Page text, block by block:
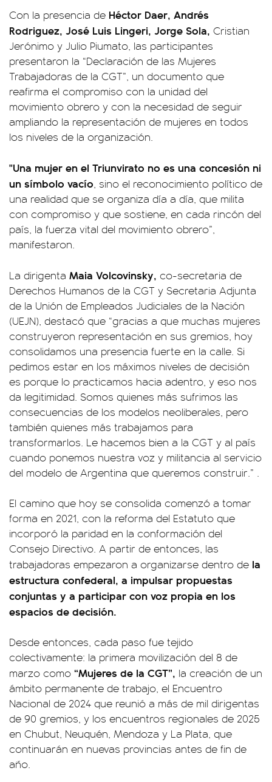
Con la presencia de Héctor Daer, Andrés
Rodriguez, José Luis Lingeri, Jorge Sola, Cristian
Jerónimo y Julio Piumato, las participantes
presentaron la “Declaración de las Mujeres
Trabajadoras de la CGT”, un documento que
reafirma el compromiso con la unidad del
movimiento obrero y con la necesidad de seguir
ampliando la representación de mujeres en todos
los niveles de la organización.
"Una mujer en el Triunvirato no es una concesión ni
un símbolo vacío, sino el reconocimiento político de
una realidad que se organiza día a día, que milita
con compromiso y que sostiene, en cada rincón del
país, la fuerza vital del movimiento obrero”,
manifestaron.
La dirigenta Maia Volcovinsky, co-secretaria de
Derechos Humanos de la CGT y Secretaria Adjunta
de la Unión de Empleados Judiciales de la Nación
(UEJN), destacó que “gracias a que muchas mujeres
construyeron representación en sus gremios, hoy
consolidamos una presencia fuerte en la calle. Si
pedimos estar en los máximos niveles de decisión
es porque lo practicamos hacia adentro, y eso nos
da legitimidad. Somos quienes más sufrimos las
consecuencias de los modelos neoliberales, pero
también quienes más trabajamos para
transformarlos. Le hacemos bien a la CGT y al país
cuando ponemos nuestra voz y militancia al servicio
del modelo de Argentina que queremos construir.” .
El camino que hoy se consolida comenzó a tomar
forma en 2021, con la reforma del Estatuto que
incorporó la paridad en la conformación del
Consejo Directivo. A partir de entonces, las
trabajadoras empezaron a organizarse dentro de la
estructura confederal, a impulsar propuestas
conjuntas y a participar con voz propia en los
espacios de decisión.
Desde entonces, cada paso fue tejido
colectivamente: la primera movilización del 8 de
marzo como “Mujeres de la CGT”, la creación de un
ámbito permanente de trabajo, el Encuentro
Nacional de 2024 que reunió a más de mil dirigentas
de 90 gremios, y los encuentros regionales de 2025
en Chubut, Neuquén, Mendoza y La Plata, que
continuarán en nuevas provincias antes de fin de
año.